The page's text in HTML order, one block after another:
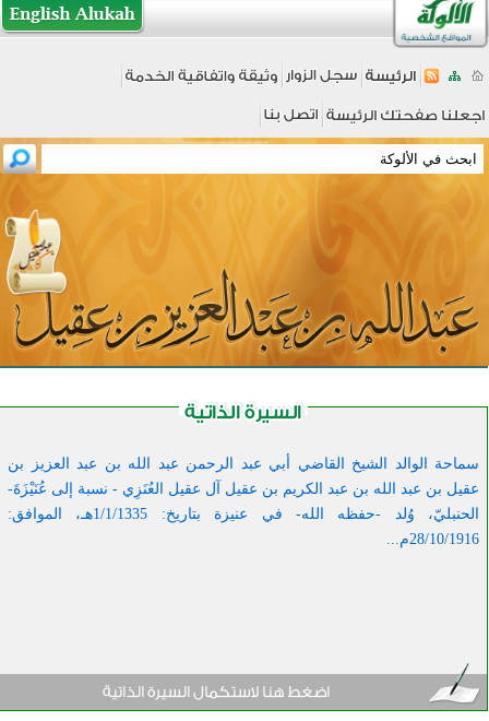
سماحة الوالد الشيخ القاضي أبي عبد الرحمن عبد الله بن عبد العزيز بن
عقيل بن عبد الله بن عبد الكريم بن عقيل آل عقيل العُنَزِي - نسبة إلى عُنَيْزَةَ-
الحنبليّ،
وُلد -حفظه الله- في عنيزة بتاريخ: 1/1/1335هـ، الموافق:
28/10/1916م...